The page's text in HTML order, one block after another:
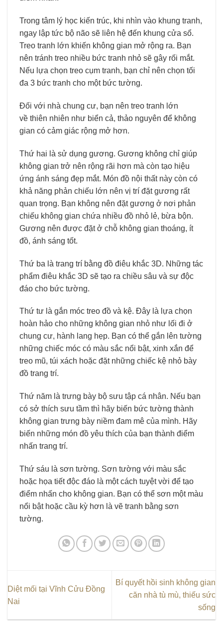
Trong tâm lý học kiến trúc, khi nhìn vào khung tranh,
ngay lập tức bộ não sẽ liên hệ đến khung cửa sổ.
Treo tranh lớn khiến không gian mở rộng ra. Bạn
nên tránh treo nhiều bức tranh nhỏ sẽ gây rối mắt.
Nếu lựa chọn treo cụm tranh, bạn chỉ nên chọn tối
đa 3 bức tranh cho một bức tường.
Đối với nhà chung cư, bạn nên treo tranh lớn
về thiên nhiên như biển cả, thảo nguyên để không
gian có cảm giác rộng mở hơn.
Thứ hai là sử dụng gương. Gương không chỉ giúp
không gian trở nên rộng rãi hơn mà còn tạo hiệu
ứng ánh sáng đẹp mắt. Món đồ nội thất này còn có
khả năng phản chiếu lớn nên vị trí đặt gương rất
quan trọng. Bạn không nên đặt gương ở nơi phản
chiếu không gian chứa nhiều đồ nhỏ lẻ, bừa bộn.
Gương nên được đặt ở chỗ không gian thoáng, ít
đồ, ánh sáng tốt.
Thứ ba là trang trí bằng đồ điêu khắc 3D. Những tác
phẩm điêu khắc 3D sẽ tạo ra chiều sâu và sự độc
đáo cho bức tường.
Thứ tư là gắn móc treo đồ và kệ. Đây là lựa chọn
hoàn hảo cho những không gian nhỏ như lối đi ở
chung cư, hành lang hẹp. Bạn có thể gắn lên tường
những chiếc móc có màu sắc nổi bật, xinh xắn để
treo mũ, túi xách hoặc đặt những chiếc kệ nhỏ bày
đồ trang trí.
Thứ năm là trưng bày bộ sưu tập cá nhân. Nếu bạn
có sở thích sưu tầm thì hãy biến bức tường thành
không gian trưng bày niềm đam mê của mình. Hãy
biến những món đồ yêu thích của bạn thành điểm
nhấn trang trí.
Thứ sáu là sơn tường. Sơn tường với màu sắc
hoặc họa tiết độc đáo là một cách tuyệt vời để tạo
điểm nhấn cho không gian. Bạn có thể sơn một màu
nổi bật hoặc cầu kỳ hơn là vẽ tranh bằng sơn
tường.
Diệt mối tại Vĩnh Cửu Đồng
Nai
Bí quyết hồi sinh không gian
căn nhà tù mù, thiếu sức
sống